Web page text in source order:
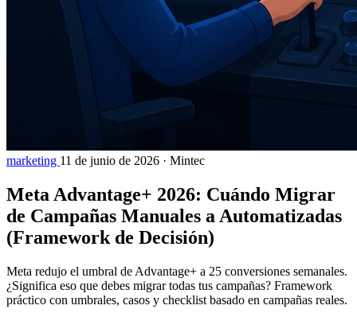
marketing 11 de junio de 2026 · Mintec
Meta Advantage+ 2026: Cuándo Migrar
de Campañas Manuales a Automatizadas
(Framework de Decisión)
Meta redujo el umbral de Advantage+ a 25 conversiones semanales.
¿Significa eso que debes migrar todas tus campañas? Framework
práctico con umbrales, casos y checklist basado en campañas reales.